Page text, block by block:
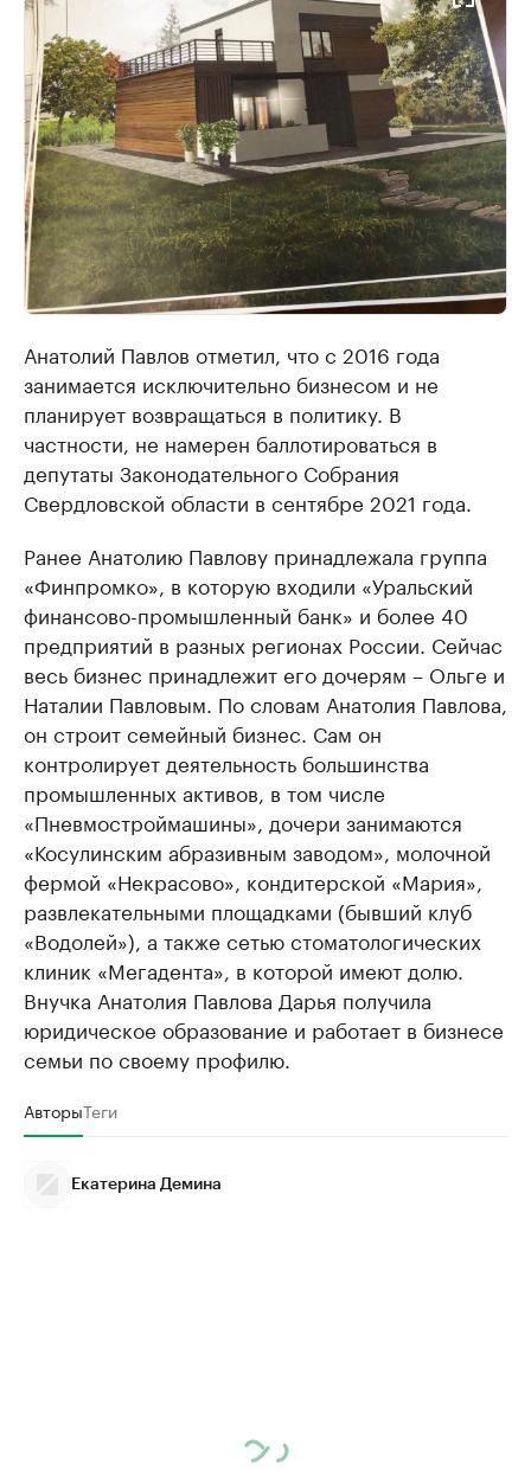
Анатолий Павлов отметил, что с 2016 года
занимается исключительно бизнесом и не
планирует возвращаться в политику. В
частности, не намерен баллотироваться в
депутаты Законодательного Собрания
Свердловской области в сентябре 2021 года.
Ранее Анатолию Павлову принадлежала группа
«Финпромко», в которую входили «Уральский
финансово-промышленный банк» и более 40
предприятий в разных регионах России. Сейчас
весь бизнес принадлежит его дочерям – Ольге и
Наталии Павловым. По словам Анатолия Павлова,
он строит семейный бизнес. Сам он
контролирует деятельность большинства
промышленных активов, в том числе
«Пневмостроймашины», дочери занимаются
«Косулинским абразивным заводом», молочной
фермой «Некрасово», кондитерской «Мария»,
развлекательными площадками (бывший клуб
«Водолей»), а также сетью стоматологических
клиник «Мегадента», в которой имеют долю.
Внучка Анатолия Павлова Дарья получила
юридическое образование и работает в бизнесе
семьи по своему профилю.
АвторыТеги
Екатерина Демина